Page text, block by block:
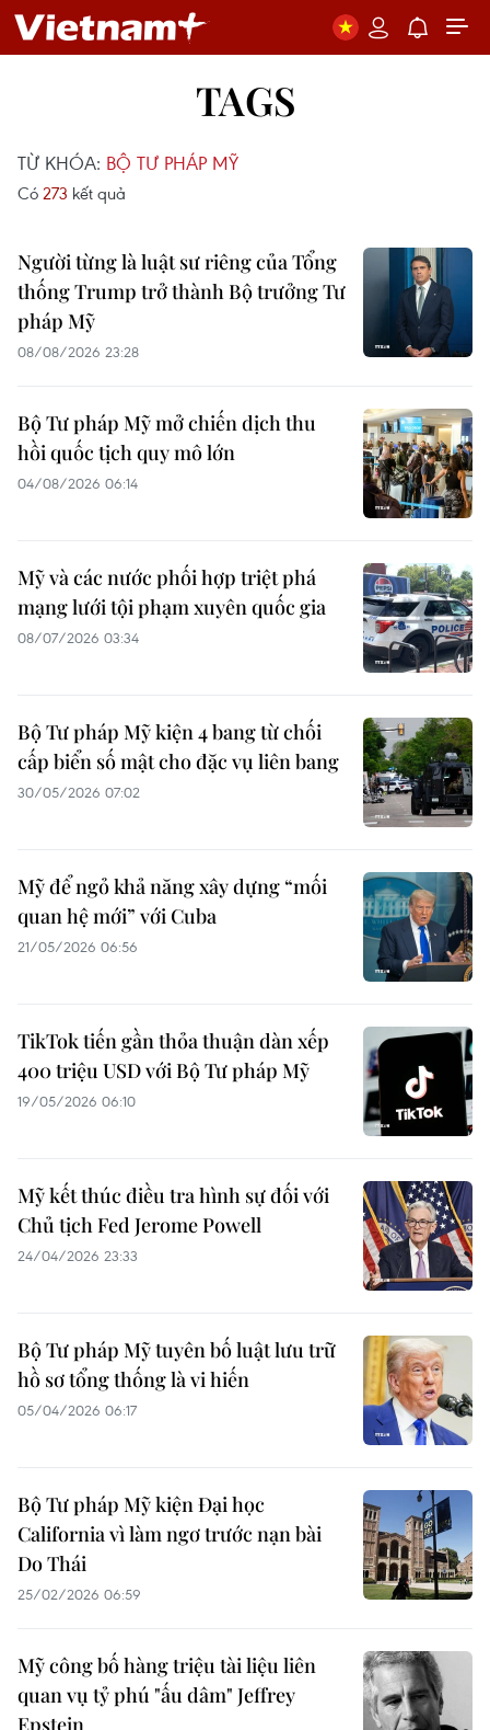
TAGS
TỪ KHÓA: BỘ TƯ PHÁP MỸ
Có 273 kết quả
Người từng là luật sư riêng của Tổng
thống Trump trở thành Bộ trưởng Tư
pháp Mỹ
08/08/2026 23:28
Bộ Tư pháp Mỹ mở chiến dịch thu
hồi quốc tịch quy mô lớn
04/08/2026 06:14
Mỹ và các nước phối hợp triệt phá
mạng lưới tội phạm xuyên quốc gia
08/07/2026 03:34
Bộ Tư pháp Mỹ kiện 4 bang từ chối
cấp biển số mật cho đặc vụ liên bang
30/05/2026 07:02
Mỹ để ngỏ khả năng xây dựng “mối
quan hệ mới” với Cuba
21/05/2026 06:56
TikTok tiến gần thỏa thuận dàn xếp
400 triệu USD với Bộ Tư pháp Mỹ
19/05/2026 06:10
Mỹ kết thúc điều tra hình sự đối với
Chủ tịch Fed Jerome Powell
24/04/2026 23:33
Bộ Tư pháp Mỹ tuyên bố luật lưu trữ
hồ sơ tổng thống là vi hiến
05/04/2026 06:17
Bộ Tư pháp Mỹ kiện Đại học
California vì làm ngơ trước nạn bài
Do Thái
25/02/2026 06:59
Mỹ công bố hàng triệu tài liệu liên
quan vụ tỷ phú "ấu dâm" Jeffrey
Epstein